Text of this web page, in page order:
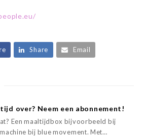
Share Email
over? Neem een abonnement!
Een maaltijdbox bijvoorbeeld bij
bij blue movement. Met…